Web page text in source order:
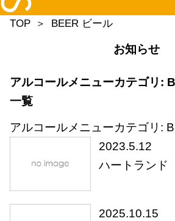
TOP BEER ビール
お知らせ
アルコールメニューカテゴリ:
一覧
アルコールメニューカテゴリ:
2023.5.12
ハートラン
2025.10.15